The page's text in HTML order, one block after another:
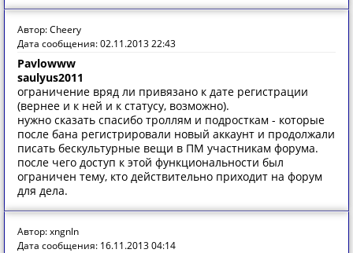
Автор: Cheery
Дата сообщения: 02.11.2013 22:43
Pavlowww
saulyus2011
ограничение вряд ли привязано к дате регистрации
(вернее и к ней и к статусу, возможно).
нужно сказать спасибо троллям и подросткам - которые
после бана регистрировали новый аккаунт и продолжали
писать бескультурные вещи в ПМ участникам форума.
после чего доступ к этой функциональности был
ограничен тему, кто действительно приходит на форум
для дела.
Автор: xngnln
Дата сообщения: 16.11.2013 04:14